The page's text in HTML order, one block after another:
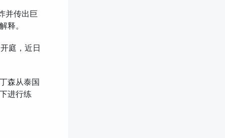
并传出巨
释。
庭，近日
森从泰国
进行练